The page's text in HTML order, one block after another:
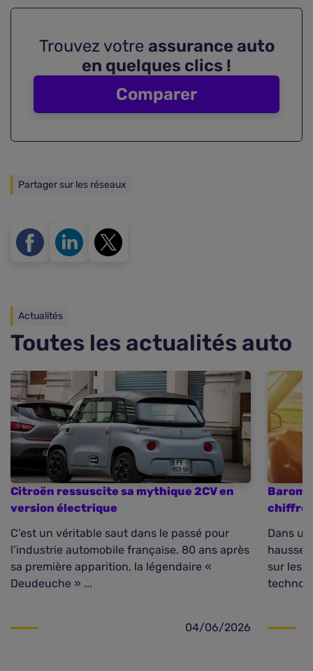
Trouvez votre assurance auto
en quelques clics !
Comparer
Partager sur les réseaux
Actualités
Toutes les actualités auto
Citroën ressuscite sa mythique 2CV en
version électrique
C’est un véritable saut dans le passé pour
l’industrie automobile française. 80 ans après
sa première apparition, la légendaire «
Deudeuche » ...
04/06/2026
chiffres
Dans
hausse
sur les